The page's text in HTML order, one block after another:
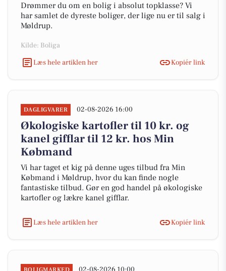
Drømmer du om en bolig i absolut topklasse? Vi
har samlet de dyreste boliger, der lige nu er til salg i
Møldrup.
Kilde: Boliga
Læs hele artiklen her
Kopiér link
DAGLIGVARER 02-08-2026 16:00
Økologiske kartofler til 10 kr. og
kanel gifflar til 12 kr. hos Min
Købmand
Vi har taget et kig på denne uges tilbud fra Min
Købmand i Møldrup, hvor du kan finde nogle
fantastiske tilbud. Gør en god handel på økologiske
kartofler og lækre kanel gifflar.
Læs hele artiklen her Kopiér link